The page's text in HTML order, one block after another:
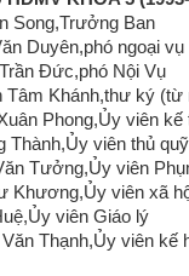
Song,Trưởng Ban
Duyên,phó ngoại vụ
Đức,phó Nội Vụ
Khánh,thư ký (từ
Phong,Ủy viên kế
Thành,Ủy viên thủ quỹ
Tưởng,Ủy viên
Khương,Ủy viên xã
viên Giáo lý
Thạnh,Ủy viên kế